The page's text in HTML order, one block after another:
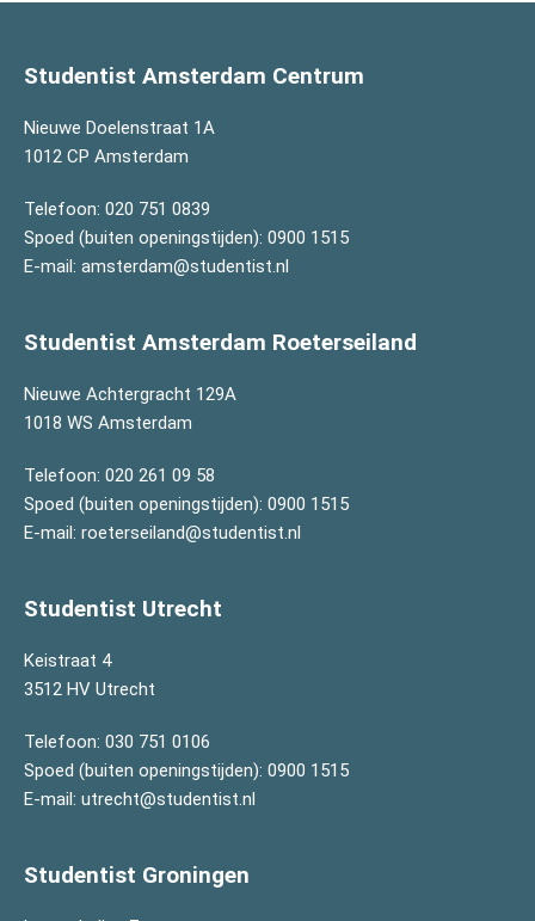
Studentist Amsterdam Centrum
Nieuwe Doelenstraat 1A
1012 CP Amsterdam
Telefoon: 020 751 0839
Spoed (buiten openingstijden): 0900 1515
E-mail: amsterdam@studentist.nl
Studentist Amsterdam Roeterseiland
Nieuwe Achtergracht 129A
1018 WS Amsterdam
Telefoon: 020 261 09 58
Spoed (buiten openingstijden): 0900 1515
E-mail: roeterseiland@studentist.nl
Studentist Utrecht
Keistraat 4
3512 HV Utrecht
Telefoon: 030 751 0106
Spoed (buiten openingstijden): 0900 1515
E-mail: utrecht@studentist.nl
Studentist Groningen